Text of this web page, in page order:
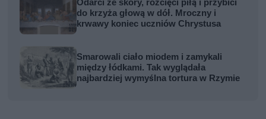
Odarci ze skóry, rozcięci piłą i przybici
do krzyża głową w dół. Mroczny i
krwawy koniec uczniów Chrystusa
Smarowali ciało miodem i zamykali
między łódkami. Tak wyglądała
najbardziej wymyślna tortura w Rzymie